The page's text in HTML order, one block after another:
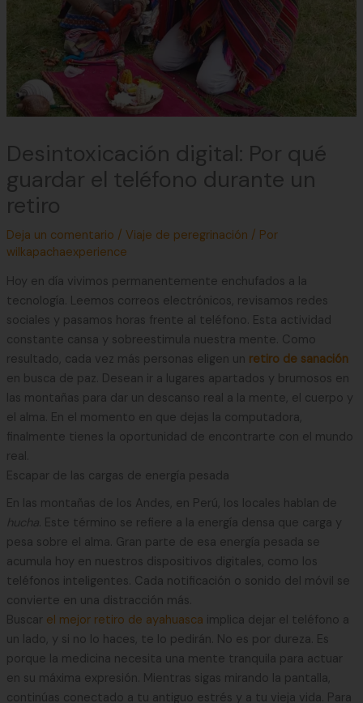
Desintoxicación digital: Por qué
guardar el teléfono durante un
retiro
Deja un comentario / Viaje de peregrinación / Por
wilkapachaexperience
Hoy en día vivimos permanentemente enchufados a la
tecnología. Leemos correos electrónicos, revisamos redes
sociales y pasamos horas frente al teléfono. Esta actividad
constante cansa y sobreestimula nuestra mente. Como
resultado, cada vez más personas eligen un retiro de sanación
en busca de paz. Desean ir a lugares apartados y brumosos en
las montañas para dar un descanso real a la mente, el cuerpo y
el alma. En el momento en que dejas la computadora,
finalmente tienes la oportunidad de encontrarte con el mundo
real.
Escapar de las cargas de energía pesada
En las montañas de los Andes, en Perú, los locales hablan de
hucha. Este término se refiere a la energía densa que carga y
pesa sobre el alma. Gran parte de esa energía pesada se
acumula hoy en nuestros dispositivos digitales, como los
teléfonos inteligentes. Cada notificación o sonido del móvil se
convierte en una distracción más.
Buscar el mejor retiro de ayahuasca implica dejar el teléfono a
un lado, y si no lo haces, te lo pedirán. No es por dureza. Es
porque la medicina necesita una mente tranquila para actuar
en su máxima expresión. Mientras sigas mirando la pantalla,
continúas conectado a tu antiguo estrés y a tu vieja vida. Para